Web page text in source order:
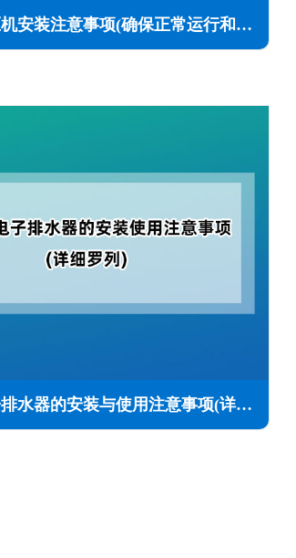
凌格风空压机安装注意事项(确保正常运行和安全性)
空压机电子排水器的安装与使用注意事项(详细罗列)